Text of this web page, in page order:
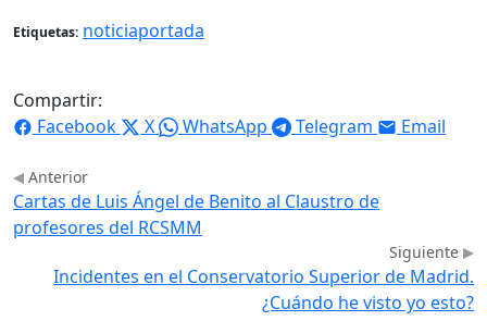
Etiquetas: noticiaportada
Compartir:
Facebook
X WhatsApp Telegram Email
Anterior
Cartas de Luis Ángel de Benito al Claustro de
profesores del RCSMM
Siguiente
Incidentes en el Conservatorio Superior de Madrid.
¿Cuándo he visto yo esto?